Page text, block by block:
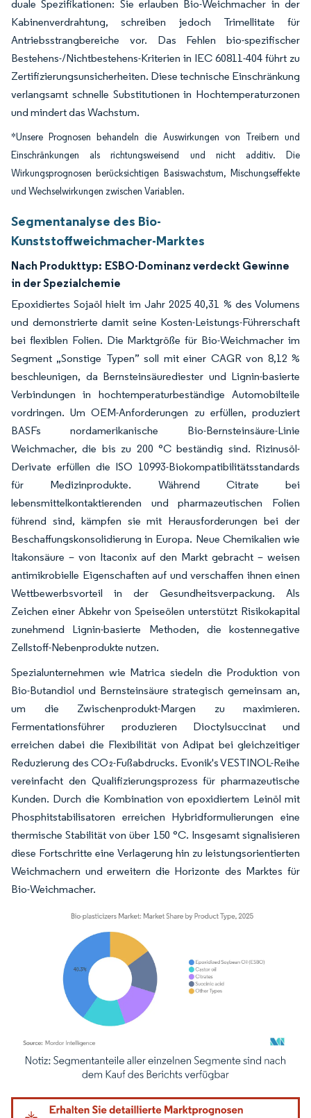
duale Spezifikationen: Sie erlauben Bio-Weichmacher in der
Kabinenverdrahtung, schreiben jedoch Trimellitate für
Antriebsstrangbereiche vor. Das Fehlen bio-spezifischer
Bestehens-/Nichtbestehens-Kriterien in IEC 60811-404 führt zu
Zertifizierungsunsicherheiten. Diese technische Einschränkung
verlangsamt schnelle Substitutionen in Hochtemperaturzonen
und mindert das Wachstum.
*Unsere Prognosen behandeln die Auswirkungen von Treibern und
Einschränkungen als richtungsweisend und nicht additiv. Die
Wirkungsprognosen berücksichtigen Basiswachstum, Mischungseffekte
und Wechselwirkungen zwischen Variablen.
Segmentanalyse des Bio-
Kunststoffweichmacher-Marktes
Nach Produkttyp: ESBO-Dominanz verdeckt Gewinne
in der Spezialchemie
Epoxidiertes Sojaöl hielt im Jahr 2025 40,31 % des Volumens
und demonstrierte damit seine Kosten-Leistungs-Führerschaft
bei flexiblen Folien. Die Marktgröße für Bio-Weichmacher im
Segment „Sonstige Typen” soll mit einer CAGR von 8,12 %
beschleunigen, da Bernsteinsäurediester und Lignin-basierte
Verbindungen in hochtemperaturbeständige Automobilteile
vordringen. Um OEM-Anforderungen zu erfüllen, produziert
BASFs nordamerikanische Bio-Bernsteinsäure-Linie
Weichmacher, die bis zu 200 °C beständig sind. Rizinusöl-
Derivate erfüllen die ISO 10993-Biokompatibilitätsstandards
für Medizinprodukte. Während Citrate bei
lebensmittelkontaktierenden und pharmazeutischen Folien
führend sind, kämpfen sie mit Herausforderungen bei der
Beschaffungskonsolidierung in Europa. Neue Chemikalien wie
Itakonsäure – von Itaconix auf den Markt gebracht – weisen
antimikrobielle Eigenschaften auf und verschaffen ihnen einen
Wettbewerbsvorteil in der Gesundheitsverpackung. Als
Zeichen einer Abkehr von Speiseölen unterstützt Risikokapital
zunehmend Lignin-basierte Methoden, die kostennegative
Zellstoff-Nebenprodukte nutzen.
Spezialunternehmen wie Matrica siedeln die Produktion von
Bio-Butandiol und Bernsteinsäure strategisch gemeinsam an,
um die Zwischenprodukt-Margen zu maximieren.
Fermentationsführer produzieren Dioctylsuccinat und
erreichen dabei die Flexibilität von Adipat bei gleichzeitiger
Reduzierung des CO₂-Fußabdrucks. Evonik's VESTINOL-Reihe
vereinfacht den Qualifizierungsprozess für pharmazeutische
Kunden. Durch die Kombination von epoxidiertem Leinöl mit
Phosphitstabilisatoren erreichen Hybridformulierungen eine
thermische Stabilität von über 150 °C. Insgesamt signalisieren
diese Fortschritte eine Verlagerung hin zu leistungsorientierten
Weichmachern und erweitern die Horizonte des Marktes für
Bio-Weichmacher.
Bild © Mordor Intelligence. Wiederverwendung erfordert Namensnennung